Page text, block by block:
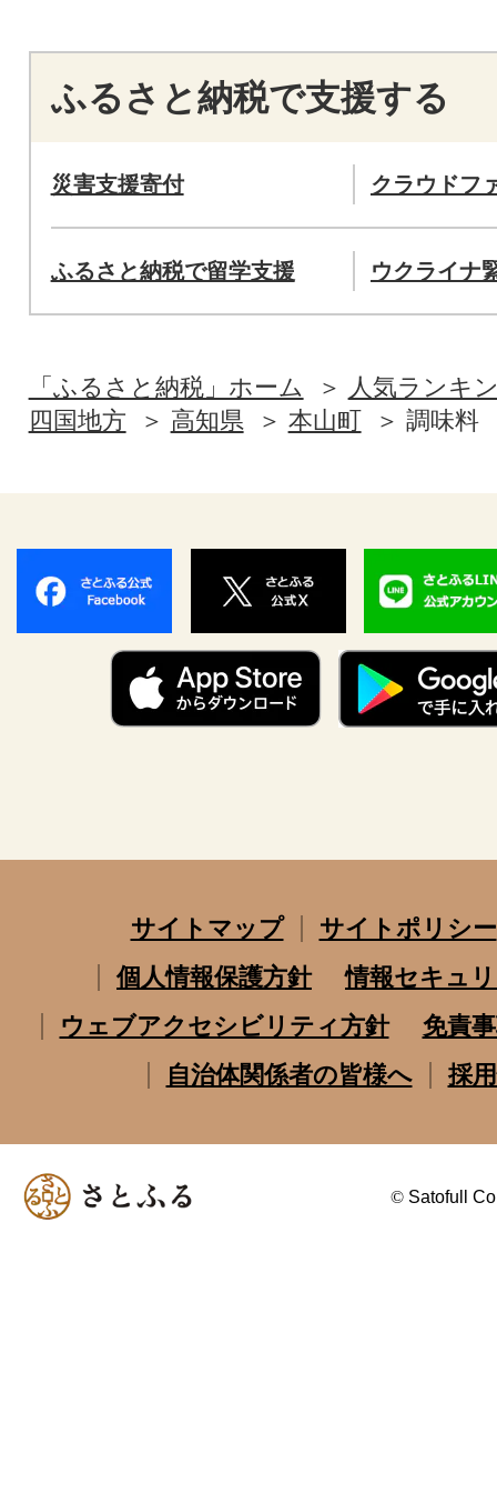
ふるさと納税で支援する
災害支援寄付 クラウドフ
ふるさと納税で留学支援 ウクライナ
「ふるさと納税」ホーム
人気ランキ
四国地方
高知県 本山町 調味料
サイトマップ
サイトポリシー
個人情報保護方針
情報セキュ
ウェブアクセシビリティ方針
免責
自治体関係者の皆様へ
採
© Satofull